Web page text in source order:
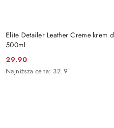
Elite Detailer Leather Creme
500ml
Cena
promocyjna:
29.90
Najniższa
Najniższa cena: 32.9